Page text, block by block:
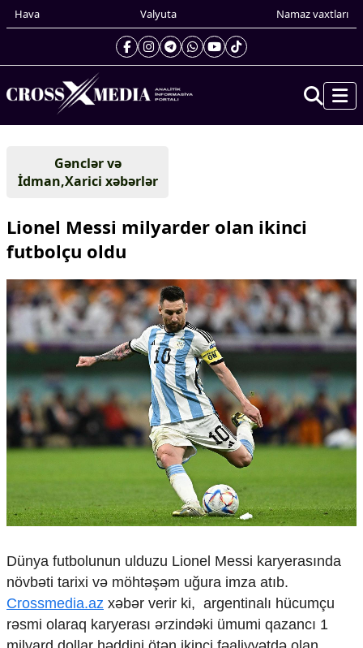
Hava Valyuta Namaz vaxtları
Gündəm
Dünya
Xarici xəbərlər
Cənubi Qafqaz
Türk Dünyası
Avropa
Amerika
Asiya
Afrika
Çarpaz baxış
Təhlil
Siyasi
Geosiyasi
İqtisadi
Araşdırma
Multimedia
Foto
Video
İnfoqrafika
Podcast
Humanitar
Gənclər və
İdman,Xarici xəbərlər
Lionel Messi milyarder olan ikinci
futbolçu oldu
Dünya futbolunun ulduzu Lionel Messi karyerasında
növbəti tarixi və möhtəşəm uğura imza atıb.
Crossmedia.az xəbər verir ki, argentinalı hücumçu
rəsmi olaraq karyerası ərzindəki ümumi qazancı 1